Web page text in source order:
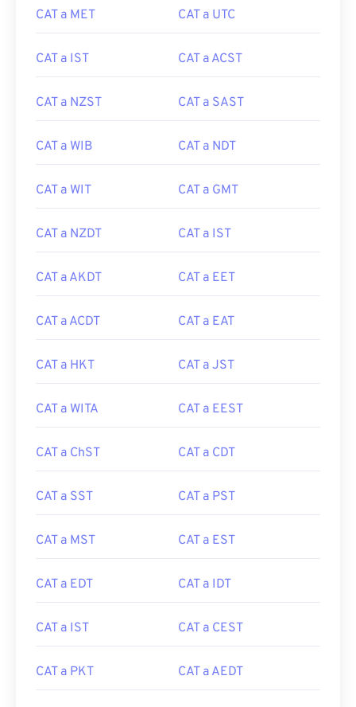
CAT a MET CAT a UTC
CAT a IST CAT a ACST
CAT a NZST CAT a SAST
CAT a WIB CAT a NDT
CAT a WIT CAT a GMT
CAT a NZDT CAT a IST
CAT a AKDT CAT a EET
CAT a ACDT CAT a EAT
CAT a HKT CAT a JST
CAT a WITA CAT a EEST
CAT a ChST CAT a CDT
CAT a SST CAT a PST
CAT a MST CAT a EST
CAT a EDT CAT a IDT
CAT a IST CAT a CEST
CAT a PKT CAT a AEDT